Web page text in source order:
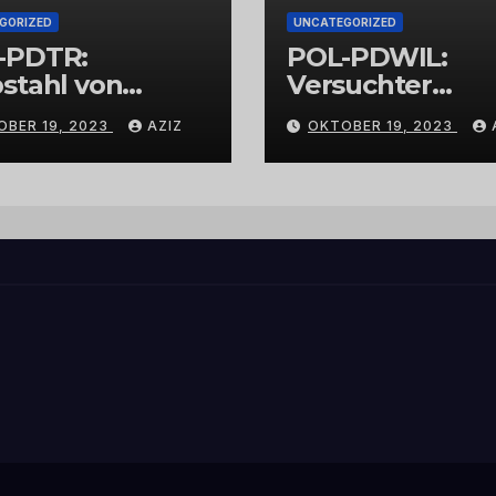
PDTR:
von
19, 2023 AZIZ
UNCATEGORIZED
POL-PDWIL:
Versuchter
Einbruch im
Gewerbegebiet
Wittlich
OKTOBER 19, 2023